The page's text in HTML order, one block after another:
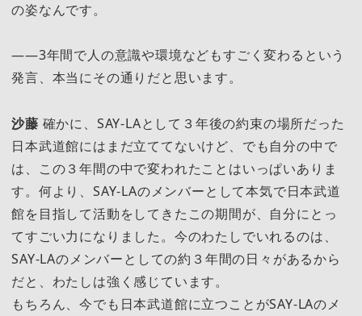
の姿なんです。
――3年間で人の意識や環境などもすごく変わるという
発言、本当にその通りだと思います。
沙藤 確かに、SAY-LAとして３年後の約束の場所だった
日本武道館にはまだ立ててないけど、でも自分の中で
は、この３年間の中で変われたことはいっぱいありま
す。何より、SAY-LAのメンバーとして本気で日本武道
館を目指して活動をしてきたこの期間が、自分にとっ
てすごい力になりました。今のわたしでいれるのは、
SAY-LAのメンバーとしての約３年間の日々があるから
だと、わたしは強く感じています。
もちろん、今でも日本武道館に立つことがSAY-LAのメ